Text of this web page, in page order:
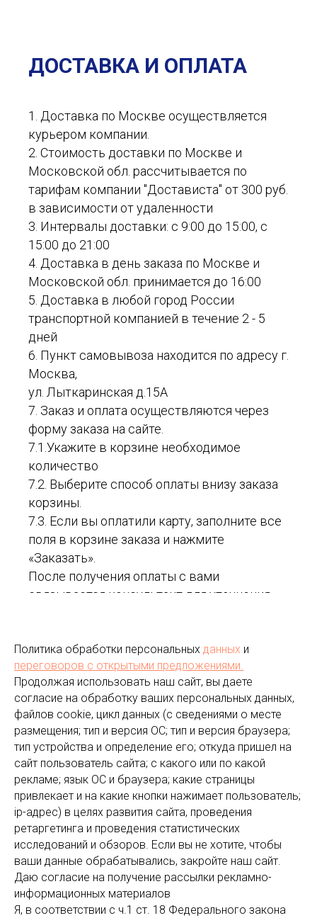
ДОСТАВКА И ОПЛАТА
1. Доставка по Москве осуществляется
курьером компании.
2. Стоимость доставки по Москве и
Московской обл. рассчитывается по
тарифам компании "Достависта" от 300 руб.
в зависимости от удаленности
3. Интервалы доставки: с 9:00 до 15:00, с
15:00 до 21:00
4. Доставка в день заказа по Москве и
Московской обл. принимается до 16:00
5. Доставка в любой город России
транспортной компанией в течение 2 - 5
дней
6. Пункт самовывоза находится по адресу г.
Москва,
ул. Лыткаринская д.15А
7. Заказ и оплата осуществляются через
форму заказа на сайте.
7.1.Укажите в корзине необходимое
количество
7.2. Выберите способ оплаты внизу заказа
корзины.
7.3. Если вы оплатили карту, заполните все
поля в корзине заказа и нажмите
«Заказать».
После получения оплаты с вами
связывается консультант для уточнения
отдельно в соответствии с действующими
тарифами организации.
7.4. Если вы решили оплатить товар по
факту получения, просто заполните первые
три поля в корзине заказа и нажмите
«Заказать». Этот вариант возможен при
наличии товара на складе.
Для уточнения адреса, стоимости и
времени доставки с вами связывается
консультант.
7.5. Оплата по безналичному возможна при
участии в конкурсных вечеринках с
участием . Если вы решили оплатить по
безналичному расчету, заполните первые
три поля в корзине заказа и нажмите
Политика обработки персональных данных и
переговоров с открытыми предложениями.
Продолжая использовать наш сайт, вы даете
согласие на обработку ваших персональных данных,
файлов cookie, цикл данных (с сведениями о месте
размещения; тип и версия ОС; тип и версия браузера;
тип устройства и определение его; откуда пришел на
сайт пользователь сайта; с какого или по какой
рекламе; язык ОС и браузера; какие страницы
привлекает и на какие кнопки нажимает пользователь;
ip-адрес) в целях развития сайта, проведения
ретаргетинга и проведения статистических
исследований и обзоров. Если вы не хотите, чтобы
ваши данные обрабатывались, закройте наш сайт.
Даю согласие на получение рассылки рекламно-
информационных материалов
Я, в соответствии с ч.1 ст. 18 Федерального закона